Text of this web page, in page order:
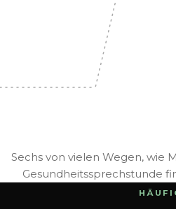
Sechs von vielen Wegen, wie
Gesundheitssprechstunde